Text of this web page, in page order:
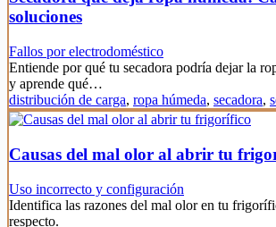
soluciones
Fallos por electrodoméstico
Entiende por qué tu secadora podría dejar la
y aprende qué…
distribución de carga, ropa húmeda, secadora,
Causas del mal olor al abrir tu
Uso incorrecto y configuración
Identifica las razones del mal olor en tu
respecto.